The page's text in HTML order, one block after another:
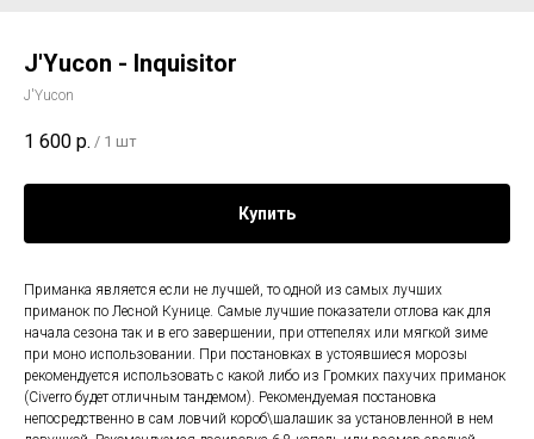
J'Yucon - Inquisitor
J'Yucon
1 600 р. / 1 шт
Купить
Приманка является если не лучшей, то одной из самых лучших
приманок по Лесной Кунице. Самые лучшие показатели отлова как для
начала сезона так и в его завершении, при оттепелях или мягкой зиме
при моно использовании. При постановках в устоявшиеся морозы
рекомендуется использовать с какой либо из Громких пахучих приманок
(Civerro будет отличным тандемом). Рекомендуемая постановка
непосредственно в сам ловчий короб\шалашик за установленной в нем